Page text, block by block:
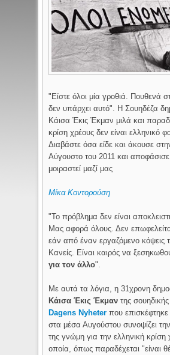
"Είστε όλοι μία γροθιά. Πουθενά
δεν υπάρχει αυτό". Η Σουηδέζα
Κάισα Έκις Έκμαν μιλά και
κρίση χρέους δεν είναι ελληνικό
Διαβάστε όσα είδε και άκουσε
Αύγουστο του 2011 και
μοιραστεί μαζί μας
Μίκα Κοντορούση
"Το πρόβλημα δεν είναι
Μας αφορά όλους. Δεν
εάν από έναν εργαζόμενο κόψεις
Κανείς. Είναι καιρός να
για τον άλλο".
Με αυτά τα λόγια, η 31χρονη
Κάισα Έκις Έκμαντης
Dagens Nyheter που
στα μέσα Αυγούστου συνοψίζει
της γνώμη για την ελληνική κρίση
οποία, όπως παραδέχεται "είναι